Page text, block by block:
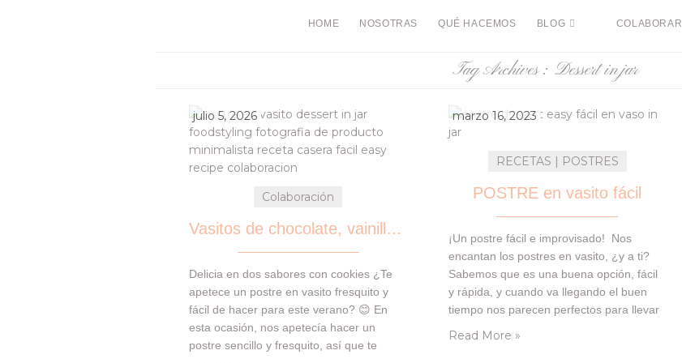
HOME NOSOTRAS QUÉ HACEMOS BLOG COLABORAR
Tag Archives : Dessert in jar
julio 5, 2026
Colaboración
Vasitos de chocolate, vainilla & cookies
Delicia en dos sabores con cookies ¿Te
apetece un postre en vasito fresquito y
fácil de hacer para este verano? 😊 En
esta ocasión, nos apetecía hacer un
postre sencillo y fresquito, así que te
marzo 16, 2023
RECETAS | POSTRES
POSTRE en vasito fácil
¡Un postre fácil e improvisado! Nos
encantan los postres en vasito, ¿y a ti?
Sabemos que es una buena opción, fácil
y rápida, y cuando va llegando el buen
tiempo nos parecen perfectos para llevar
Read More »